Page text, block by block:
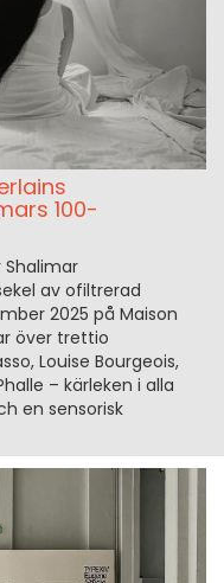
100-
Shalimar
av ofiltrerad
2025 på Maison
över trettio
Louise Bourgeois,
– kärleken i alla
en sensorisk